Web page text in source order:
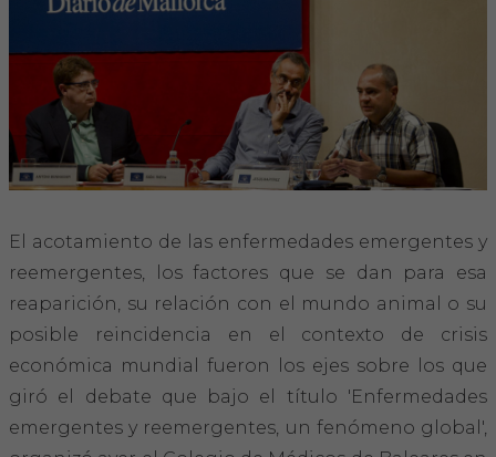
Noticias
Revista Colegial
Notas de prensa
Hemeroteca
IDENTIFICACIÓN ANIMAL
Centros veterinarios
El acotamiento de las enfermedades emergentes y
reemergentes, los factores que se dan para esa
reaparición, su relación con el mundo animal o su
posible reincidencia en el contexto de crisis
económica mundial fueron los ejes sobre los que
giró el debate que bajo el título 'Enfermedades
emergentes y reemergentes, un fenómeno global',